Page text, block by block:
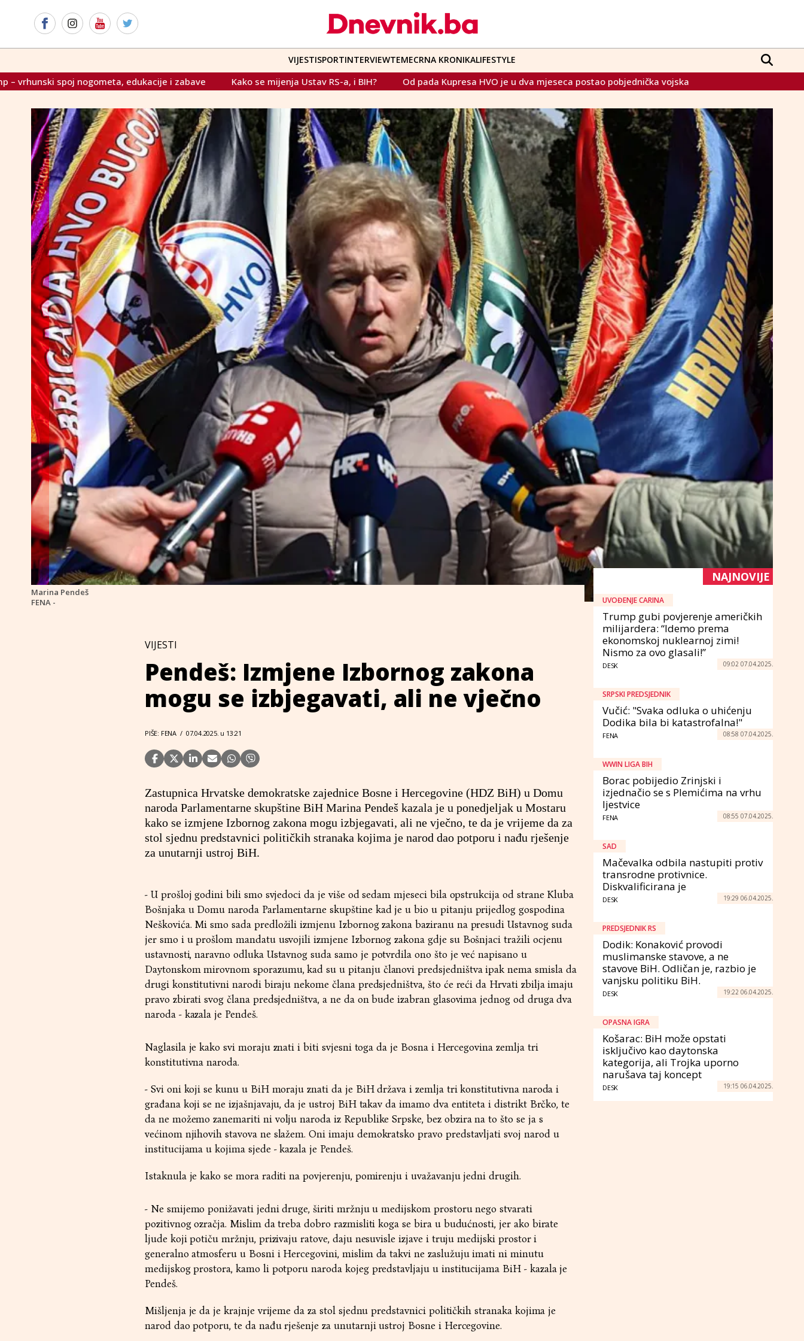
VIJESTISPORTINTERVIEWTEMECRNA KRONIKALIFESTYLE
i zabave Kako se mijenja Ustav RS-a, i BIH? Od pada Kupresa HVO je u dva mjeseca postao pobjednička vojska
Marina Pendeš
FENA -
VIJESTI
Pendeš: Izmjene Izbornog zakona
mogu se izbjegavati, ali ne vječno
PIŠE: FENA / 07.04.2025. u 13:21
Zastupnica Hrvatske demokratske zajednice Bosne i Hercegovine (HDZ BiH) u Domu
naroda Parlamentarne skupštine BiH Marina Pendeš kazala je u ponedjeljak u Mostaru
kako se izmjene Izbornog zakona mogu izbjegavati, ali ne vječno, te da je vrijeme da za
stol sjednu predstavnici političkih stranaka kojima je narod dao potporu i nađu rješenje
za unutarnji ustroj BiH.
- U prošloj godini bili smo svjedoci da je više od sedam mjeseci bila opstrukcija od strane Kluba
Bošnjaka u Domu naroda Parlamentarne skupštine kad je u bio u pitanju prijedlog gospodina
Neškovića. Mi smo sada predložili izmjenu Izbornog zakona baziranu na presudi Ustavnog suda
jer smo i u prošlom mandatu usvojili izmjene Izbornog zakona gdje su Bošnjaci tražili ocjenu
ustavnosti, naravno odluka Ustavnog suda samo je potvrdila ono što je već napisano u
Daytonskom mirovnom sporazumu, kad su u pitanju članovi predsjedništva ipak nema smisla da
drugi konstitutivni narodi biraju nekome člana predsjedništva, što će reći da Hrvati zbilja imaju
pravo zbirati svog člana predsjedništva, a ne da on bude izabran glasovima jednog od druga dva
naroda - kazala je Pendeš.
Naglasila je kako svi moraju znati i biti svjesni toga da je Bosna i Hercegovina zemlja tri
konstitutivna naroda.
- Svi oni koji se kunu u BiH moraju znati da je BiH država i zemlja tri konstitutivna naroda i
građana koji se ne izjašnjavaju, da je ustroj BiH takav da imamo dva entiteta i distrikt Brčko, te
da ne možemo zanemariti ni volju naroda iz Republike Srpske, bez obzira na to što se ja s
većinom njihovih stavova ne slažem. Oni imaju demokratsko pravo predstavljati svoj narod u
institucijama u kojima sjede - kazala je Pendeš.
Istaknula je kako se mora raditi na povjerenju, pomirenju i uvažavanju jedni drugih.
- Ne smijemo ponižavati jedni druge, širiti mržnju u medijskom prostoru nego stvarati
pozitivnog ozračja. Mislim da treba dobro razmisliti koga se bira u budućnosti, jer ako birate
ljude koji potiču mržnju, prizivaju ratove, daju nesuvisle izjave i truju medijski prostor i
generalno atmosferu u Bosni i Hercegovini, mislim da takvi ne zaslužuju imati ni minutu
medijskog prostora, kamo li potporu naroda kojeg predstavljaju u institucijama BiH - kazala je
Pendeš.
Mišljenja je da je krajnje vrijeme da za stol sjednu predstavnici političkih stranaka kojima je
narod dao potporu, te da nađu rješenje za unutarnji ustroj Bosne i Hercegovine.
NAJNOVIJE
UVOĐENJE CARINA
Trump gubi povjerenje američkih
milijardera: “Idemo prema
ekonomskoj nuklearnoj zimi!
Nismo za ovo glasali!”
DESK 09:02 07.04.2025.
SRPSKI PREDSJEDNIK
Vučić: "Svaka odluka o uhićenju
Dodika bila bi katastrofalna!"
FENA 08:58 07.04.2025.
WWIN LIGA BIH
Borac pobijedio Zrinjski i
izjednačio se s Plemićima na vrhu
ljestvice
FENA 08:55 07.04.2025.
SAD
Mačevalka odbila nastupiti protiv
transrodne protivnice.
Diskvalificirana je
DESK 19:29 06.04.2025.
PREDSJEDNIK RS
Dodik: Konaković provodi
muslimanske stavove, a ne
stavove BiH. Odličan je, razbio je
vanjsku politiku BiH.
DESK 19:22 06.04.2025.
OPASNA IGRA
Košarac: BiH može opstati
isključivo kao daytonska
kategorija, ali Trojka uporno
narušava taj koncept
DESK 19:15 06.04.2025.